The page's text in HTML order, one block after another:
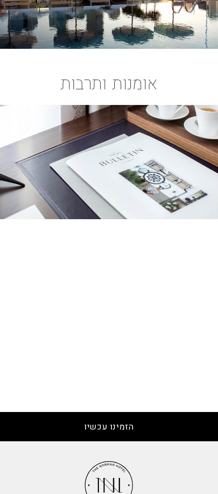
אומנות ותרבות
הזמינו עכשיו